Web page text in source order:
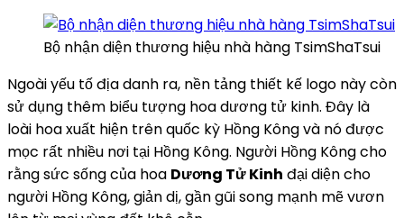
Bộ nhận diện thương hiệu nhà hàng TsimShaTsui
Ngoài yếu tố địa danh ra, nền tảng thiết kế logo này còn
sử dụng thêm biểu tượng hoa dương tử kinh. Đây là
loài hoa xuất hiện trên quốc kỳ Hồng Kông và nó được
mọc rất nhiều nơi tại Hồng Kông. Người Hồng Kông cho
rằng sức sống của hoa Dương Tử Kinh đại diện cho
người Hồng Kông, giản dị, gần gũi song mạnh mẽ vươn